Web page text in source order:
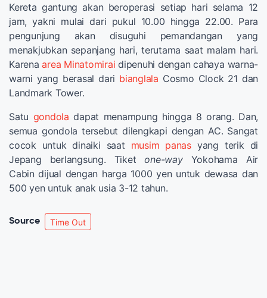
Kereta gantung akan beroperasi setiap hari selama 12
jam, yakni mulai dari pukul 10.00 hingga 22.00. Para
pengunjung akan disuguhi pemandangan yang
menakjubkan sepanjang hari, terutama saat malam hari.
Karenaarea Minatomirai dipenuhi dengan cahaya warna-
warni yang berasal dari bianglala Cosmo Clock 21 dan
Landmark Tower.
Satu gondola dapat menampung hingga 8 orang. Dan,
semua gondola tersebut dilengkapi dengan AC. Sangat
cocok untuk dinaiki saat musim panasyang terik di
Jepang berlangsung. Tiketone-wayYokohama Air
Cabin dijual dengan harga 1000 yen untuk dewasa dan
500 yen untuk anak usia 3-12 tahun.
Source Time Out